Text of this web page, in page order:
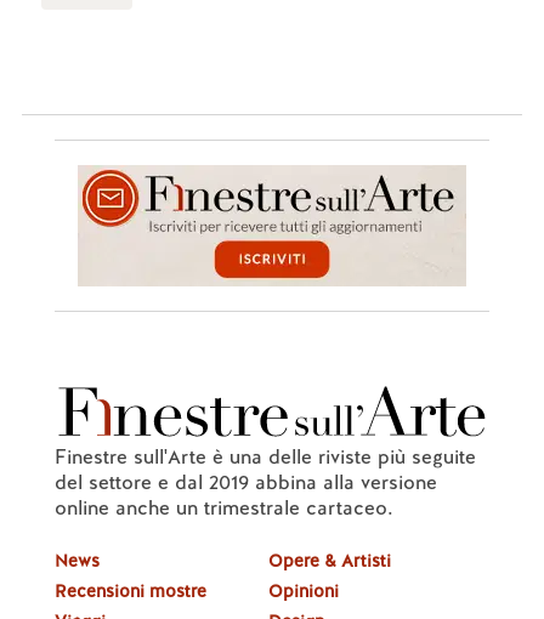
Finestre sull'Arte è una delle riviste più seguite
del settore e dal 2019 abbina alla versione
online anche un trimestrale cartaceo.
News
Recensioni mostre
Opere & Artisti
Opinioni